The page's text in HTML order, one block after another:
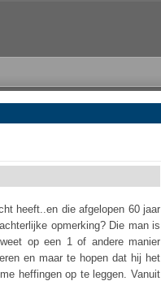
heeft..en die afgelopen 60 jaar
opmerking? Die man is
op een 1 of andere manier
en maar te hopen dat hij het
heffingen op te leggen. Vanuit